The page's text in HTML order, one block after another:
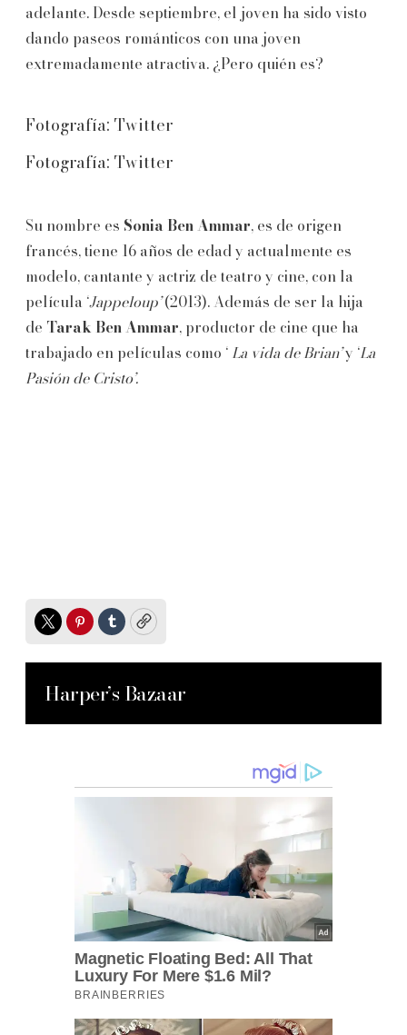
adelante. Desde septiembre, el joven ha sido visto
dando paseos románticos con una joven
extremadamente atractiva. ¿Pero quién es?
Fotografía: Twitter
Fotografía: Twitter
Su nombre es Sonia Ben Ammar, es de origen
francés, tiene 16 años de edad y actualmente es
modelo, cantante y actriz de teatro y cine, con la
película ‘Jappeloup’(2013).Además de ser la hija
de Tarak Ben Ammar, productor de cine que ha
trabajado en películas como ‘ La vida de Brian’y ‘La
Pasión de Cristo’.
TwitterPinterest
TumblrCopy
Harper’s Bazaar